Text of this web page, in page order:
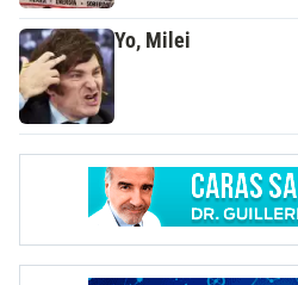
Yo, Milei